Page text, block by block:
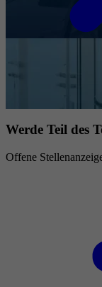
Werde Teil des
Offene